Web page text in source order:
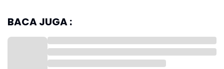
BACA JUGA :